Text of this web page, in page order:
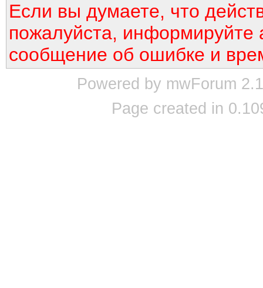
Если вы думаете, что
пожалуйста, информируйте
сообщение об ошибке и
Powered by mwForum
Page created in